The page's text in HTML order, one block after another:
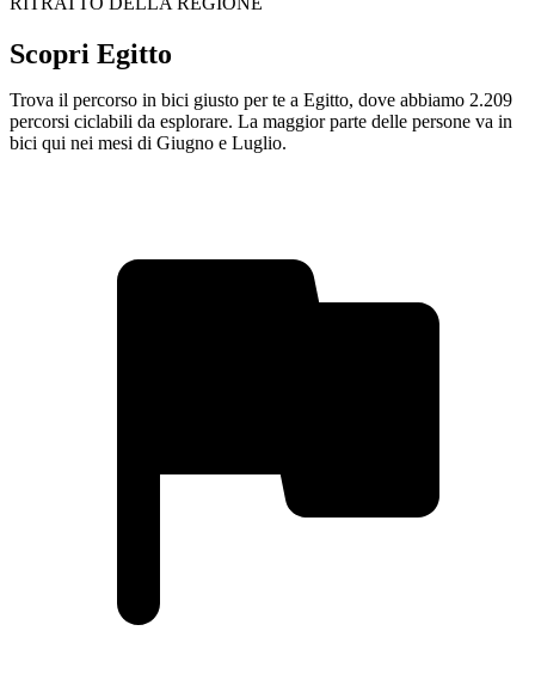
Scopri Egitto
Trova il percorso in bici giusto per te a Egitto, dove abbiamo 2.209
percorsi ciclabili da esplorare. La maggior parte delle persone va in
bici qui nei mesi di Giugno e Luglio.